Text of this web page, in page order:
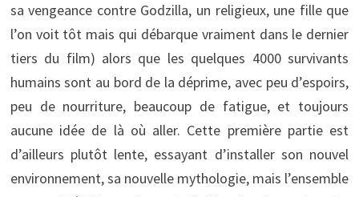
sa vengeance contre Godzilla, un religieux, une fille que
l’on voit tôt mais qui débarque vraiment dans le dernier
tiers du film) alors que les quelques 4000 survivants
humains sont au bord de la déprime, avec peu d’espoirs,
peu de nourriture, beaucoup de fatigue, et toujours
aucune idée de là où aller. Cette première partie est
d’ailleurs plutôt lente, essayant d’installer son nouvel
environnement, sa nouvelle mythologie, mais l’ensemble